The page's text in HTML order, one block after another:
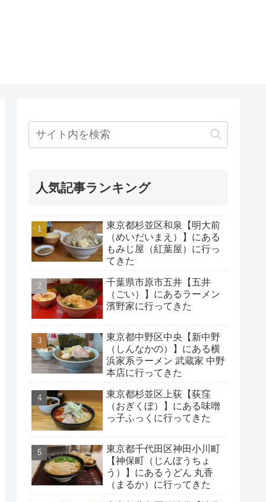
人気記事ランキング
東京都杉並区和泉【明大前
（めいだいまえ）】にある
もみじ屋（紅葉屋）に行っ
てきた
千葉県市原市五井【五井
（ごい）】にあるラーメン
濱野家に行ってきた
東京都中野区中央【新中野
（しんなかの）】にある横
浜家系ラーメン 武蔵家 中野
本店に行ってきた
東京都杉並区上荻【荻窪
（おぎくぼ）】にある味噌
っ子ふっくに行ってきた
東京都千代田区神田小川町
【神保町（じんぼうちょ
う）】にあるうどん 丸香
（まるか）に行ってきた